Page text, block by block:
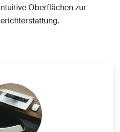
Oberflächen zur